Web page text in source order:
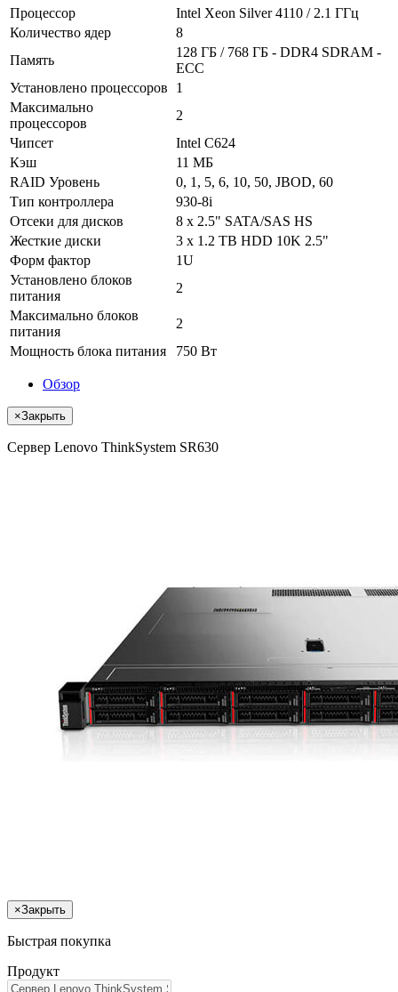
Процессор
Intel Xeon Silver 4110 / 2.1 ГГц
Количество ядер
8
Память
128 ГБ / 768 ГБ - DDR4 SDRAM -
ECC
Установлено процессоров
1
Максимально
процессоров
2
Чипсет
Intel C624
Кэш
11 МБ
RAID Уровень
0, 1, 5, 6, 10, 50, JBOD, 60
Тип контроллера
930-8i
Отсеки для дисков
8 x 2.5" SATA/SAS HS
Жесткие диски
3 x 1.2 TB HDD 10K 2.5"
Форм фактор
1U
Установлено блоков
питания
2
Максимально блоков
питания
2
Мощность блока питания
750 Вт
Обзор
×Закрыть
Сервер Lenovo ThinkSystem SR630
×Закрыть
Быстрая покупка
Продукт